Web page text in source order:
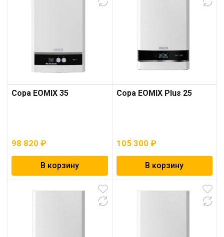
Copa EOMIX 35
98 820 ₽
В корзину
Copa EOMIX Plus 25
105 300 ₽
В корзину